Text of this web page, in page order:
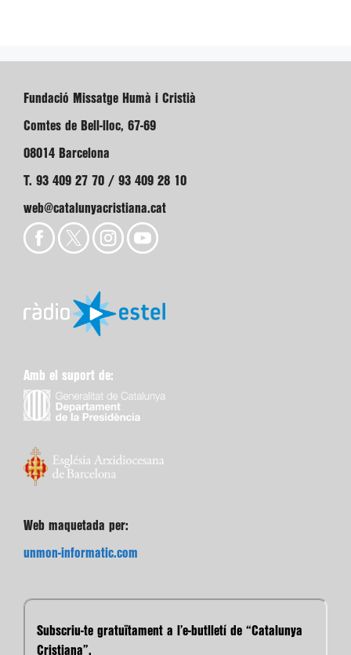
Fundació Missatge Humà i Cristià
Comtes de Bell-lloc, 67-69
08014 Barcelona
T. 93 409 27 70 / 93 409 28 10
web@catalunyacristiana.cat
Amb el suport de:
Web maquetada per:
unmon-informatic.com
Subscriu-te gratuïtament a l’e-butlletí de “Catalunya
Cristiana”.